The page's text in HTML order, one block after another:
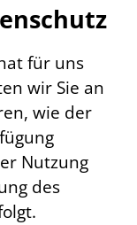
für uns
wir Sie an
wie der
Nutzung
des